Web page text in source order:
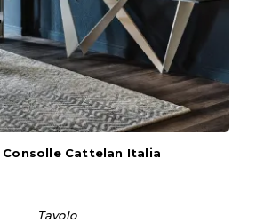
Consolle Cattelan Italia
Tavolo